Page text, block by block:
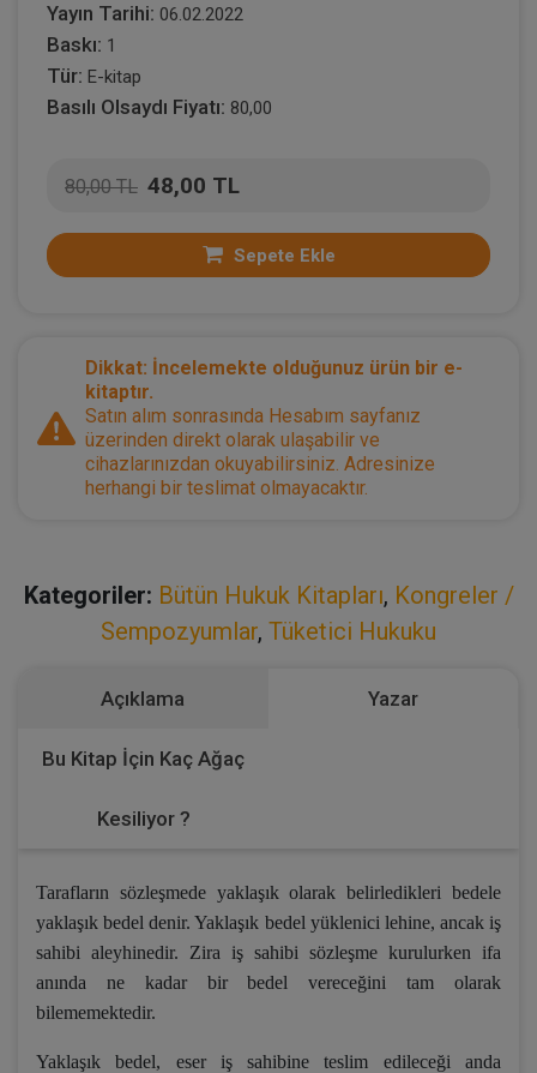
Yayın Tarihi: 06.02.2022
Baskı: 1
Tür: E-kitap
Basılı Olsaydı Fiyatı: 80,00
80,00 TL 48,00 TL
Sepete Ekle
Dikkat: İncelemekte olduğunuz ürün bir e-
kitaptır.
Satın alım sonrasında Hesabım sayfanız
üzerinden direkt olarak ulaşabilir ve
cihazlarınızdan okuyabilirsiniz. Adresinize
herhangi bir teslimat olmayacaktır.
Kategoriler: Bütün Hukuk Kitapları, Kongreler /
Sempozyumlar, Tüketici Hukuku
Açıklama Yazar
Bu Kitap İçin Kaç Ağaç
Kesiliyor ?
Tarafların sözleşmede yaklaşık olarak belirledikleri bedele
yaklaşık bedel denir. Yaklaşık bedel yüklenici lehine, ancak iş
sahibi aleyhinedir. Zira iş sahibi sözleşme kurulurken ifa
anında ne kadar bir bedel vereceğini tam olarak
bilememektedir.
Yaklaşık bedel, eser iş sahibine teslim edileceği anda